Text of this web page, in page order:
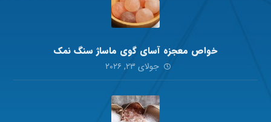
خواص معجزه آسای گوی ماساژ سنگ نمک
جولای ۲۳, ۲۰۲۶